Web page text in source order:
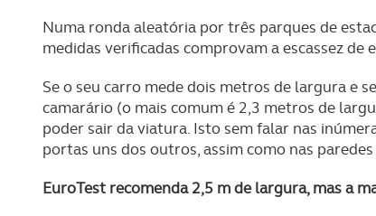
Numa ronda aleatória por três parques de
medidas verificadas comprovam a escassez de
Se o seu carro mede dois metros de largura e
camarário (o mais comum é 2,3 metros de
poder sair da viatura. Isto sem falar nas
portas uns dos outros, assim como nas
EuroTest recomenda 2,5 m de largura, mas a